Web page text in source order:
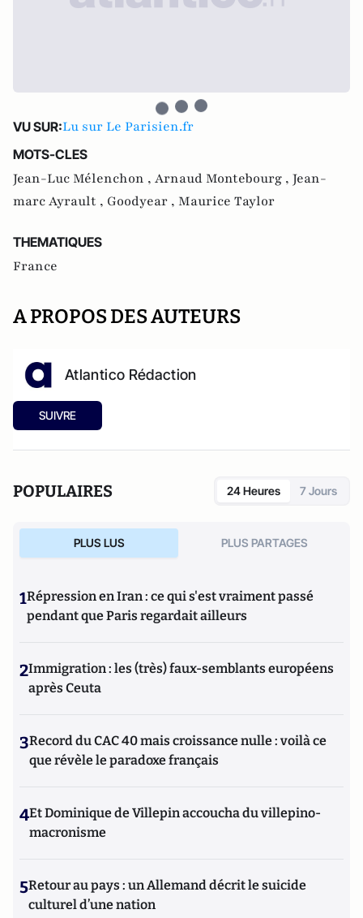
VU SUR:Lu sur Le Parisien.fr
MOTS-CLES
Jean-Luc Mélenchon , Arnaud Montebourg , Jean-
marc Ayrault , Goodyear , Maurice Taylor
THEMATIQUES
France
A PROPOS DES AUTEURS
Atlantico Rédaction
SUIVRE
POPULAIRES 24 Heures 7 Jours
PLUS LUS PLUS PARTAGES
1Répression en Iran : ce qui s'est vraiment passé
pendant que Paris regardait ailleurs
2Immigration : les (très) faux-semblants européens
après Ceuta
3Record du CAC 40 mais croissance nulle : voilà ce
que révèle le paradoxe français
4Et Dominique de Villepin accoucha du villepino-
macronisme
5Retour au pays : un Allemand décrit le suicide
culturel d’une nation